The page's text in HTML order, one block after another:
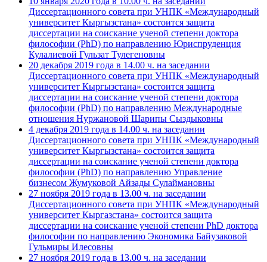
Диссертационного совета при УНПК «Международный
университет Кыргызстана» состоится защита
диссертации на соискание ученой степени доктора
философии (PhD) по направлению Юриспруденция
Кулалиевой Гульзат Тулегеновны
20 декабря 2019 года в 14.00 ч. на заседании
Диссертационного совета при УНПК «Международный
университет Кыргызстана» состоится защита
диссертации на соискание ученой степени доктора
философии (PhD) по направлению Международные
отношения Нуржановой Шарипы Сыздыковны
4 декабря 2019 года в 14.00 ч. на заседании
Диссертационного совета при УНПК «Международный
университет Кыргызстана» состоится защита
диссертации на соискание ученой степени доктора
философии (PhD) по направлению Управление
бизнесом Жумуковой Айзады Сулаймановны
27 ноября 2019 года в 13.00 ч. на заседании
Диссертационного совета при УНПК «Международный
университет Кыргазстана» состоится защита
диссертации на соискание ученой степени PhD доктора
философии по направлению Экономика Байузаковой
Гульмиры Илесовны
27 ноября 2019 года в 13.00 ч. на заседании